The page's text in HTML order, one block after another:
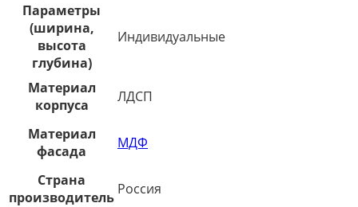
Параметры
(ширина,
высота
глубина)
Индивидуальные
Материал
корпуса
ЛДСП
Материал
фасада
МДФ
Страна
производитель Россия